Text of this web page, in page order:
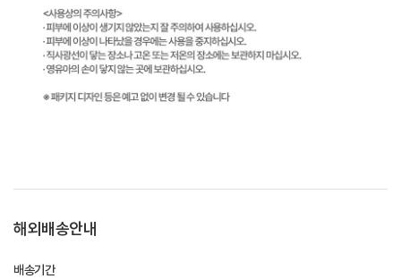
해외배송안내
배송기간